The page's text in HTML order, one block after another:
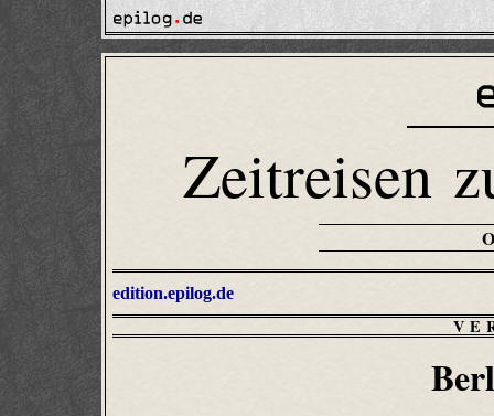
Zeitreisen
edition.epilog.de